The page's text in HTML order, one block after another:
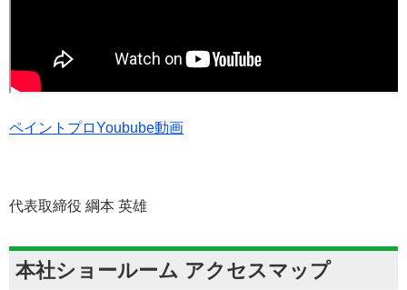
ペイントプロYoubube動画
代表取締役 綱本 英雄
本社ショールーム アクセスマップ